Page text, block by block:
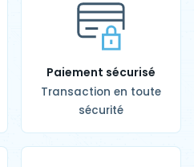
Paiement sécurisé
Transaction en toute
sécurité